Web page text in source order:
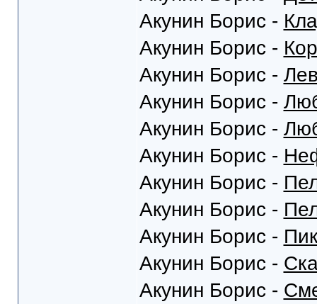
Акунин Борис -
Акунин Борис -
Акунин Борис -
Акунин Борис -
Акунин Борис -
Акунин Борис -
Акунин Борис -
Акунин Борис -
Акунин Борис -
Акунин Борис -
Акунин Борис -